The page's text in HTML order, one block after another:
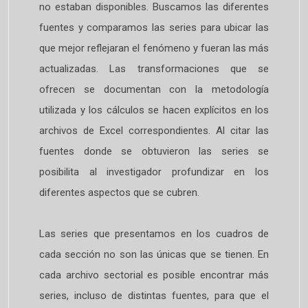
no estaban disponibles. Buscamos las diferentes
fuentes y comparamos las series para ubicar las
que mejor reflejaran el fenómeno y fueran las más
actualizadas. Las transformaciones que se
ofrecen se documentan con la metodología
utilizada y los cálculos se hacen explícitos en los
archivos de Excel correspondientes. Al citar las
fuentes donde se obtuvieron las series se
posibilita al investigador profundizar en los
diferentes aspectos que se cubren.
Las series que presentamos en los cuadros de
cada sección no son las únicas que se tienen. En
cada archivo sectorial es posible encontrar más
series, incluso de distintas fuentes, para que el